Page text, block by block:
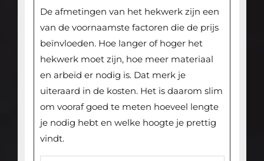
De afmetingen van het hekwerk zijn een
van de voornaamste factoren die de prijs
beïnvloeden. Hoe langer of hoger het
hekwerk moet zijn, hoe meer materiaal
en arbeid er nodig is. Dat merk je
uiteraard in de kosten. Het is daarom slim
om vooraf goed te meten hoeveel lengte
je nodig hebt en welke hoogte je prettig
vindt.